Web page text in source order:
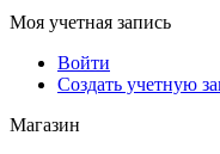
Моя учетная запись
Войти
Создать учетную
Магазин